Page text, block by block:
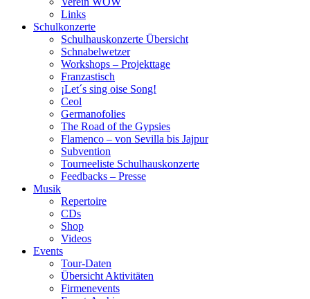
Links
Schulkonzerte
Schulhauskonzerte Übersicht
Schnabelwetzer
Workshops – Projekttage
Franzastisch
¡Let´s sing oise Song!
Ceol
Germanofolies
The Road of the Gypsies
Flamenco – von Sevilla bis Jajpur
Subvention
Tourneeliste Schulhauskonzerte
Feedbacks – Presse
Musik
Repertoire
CDs
Shop
Videos
Events
Tour-Daten
Übersicht Aktivitäten
Firmenevents